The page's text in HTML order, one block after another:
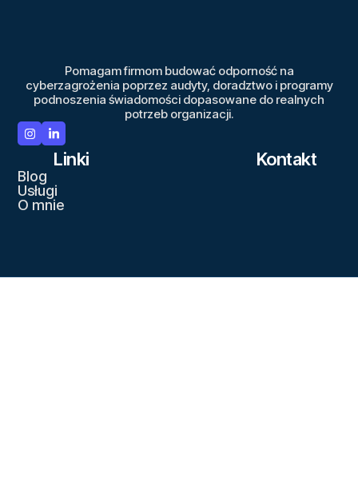
Pomagam firmom budować odporność na
cyberzagrożenia poprzez audyty, doradztwo i programy
podnoszenia świadomości dopasowane do realnych
potrzeb organizacji.
Linki
Blog
Usługi
O mnie
Kontakt